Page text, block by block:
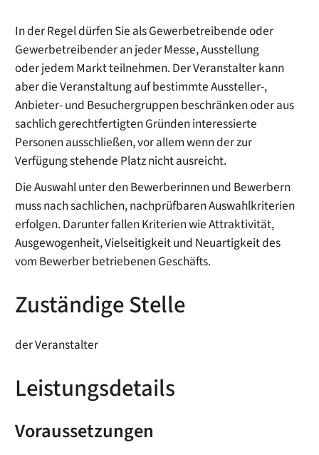
In der Regel dürfen Sie als Gewerbetreibende oder
Gewerbetreibender an jeder Messe, Ausstellung
oder jedem Markt teilnehmen. Der Veranstalter kann
aber die Veranstaltung auf bestimmte Aussteller-,
Anbieter- und Besuchergruppen beschränken oder aus
sachlich gerechtfertigten Gründen interessierte
Personen ausschließen, vor allem wenn der zur
Verfügung stehende Platz nicht ausreicht.
Die Auswahl unter den Bewerberinnen und Bewerbern
muss nach sachlichen, nachprüfbaren Auswahlkriterien
erfolgen. Darunter fallen Kriterien wie Attraktivität,
Ausgewogenheit, Vielseitigkeit und Neuartigkeit des
vom Bewerber betriebenen Geschäfts.
Zuständige Stelle
der Veranstalter
Leistungsdetails
Voraussetzungen